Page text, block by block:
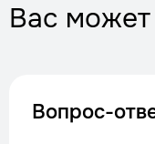
Вас может
Вопрос-